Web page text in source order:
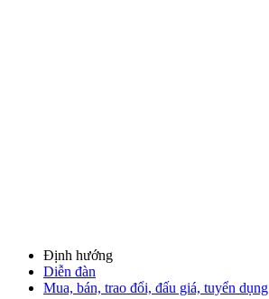
Định hướng
Diễn đàn
Mua, bán, trao đổi, đấu giá, tuyển dụng